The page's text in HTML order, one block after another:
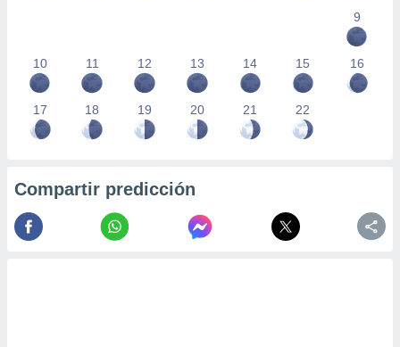
9
10 11 12 13 14 15 16
17 18 19 20 21 22
Compartir predicción